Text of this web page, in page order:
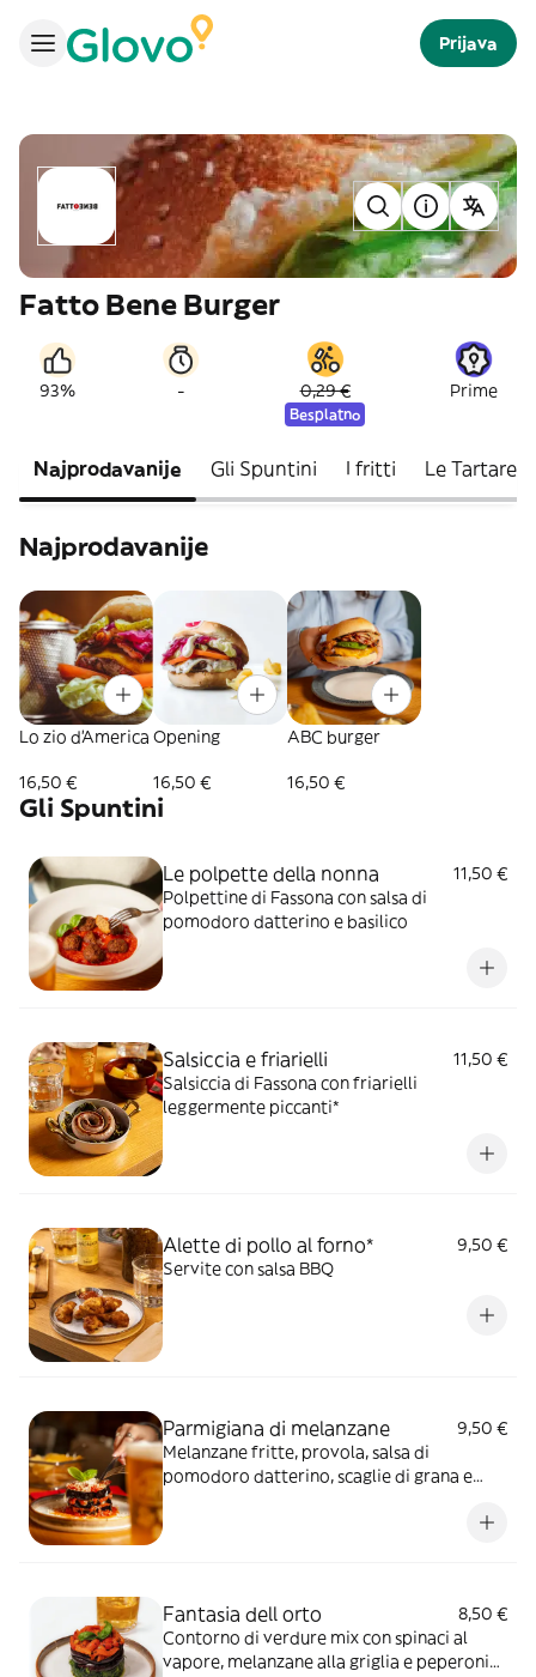
Prijava
Fatto Bene Burger
93% - 0,29 €
Besplatno
Prime
Najprodavanije Gli Spuntini I fritti Le Tartare
Najprodavanije
Lo zio d'America
16,50 €
Opening
16,50 €
ABC burger
16,50 €
Gli Spuntini
Le polpette della nonna
11,50 €
Polpettine di Fassona con salsa di
pomodoro datterino e basilico
Salsiccia e friarielli
11,50 €
Salsiccia di Fassona con friarielli
leggermente piccanti*
Alette di pollo al forno*
9,50 €
Servite con salsa BBQ
Parmigiana di melanzane
9,50 €
Melanzane fritte, provola, salsa di
pomodoro datterino, scaglie di grana e
Fantasia dell orto
8,50 €
Contorno di verdure mix con spinaci al
vapore, melanzane alla griglia e peperoni